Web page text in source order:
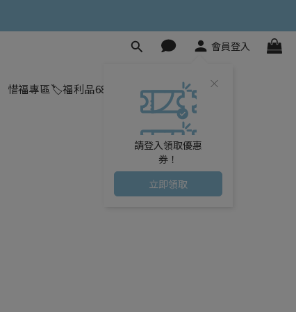
會員登入
請登入領取優惠
券！
立即領取
惜福專區🏷️福利品68元起